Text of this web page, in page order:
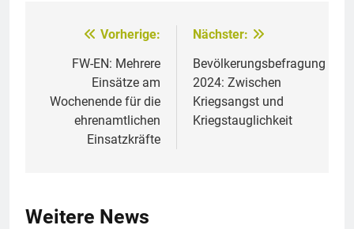
Beitragsnavigation
Vorherige:
FW-EN: Mehrere
Einsätze am
Wochenende für die
ehrenamtlichen
Einsatzkräfte
Nächster:
Bevölkerungsbefragung
2024: Zwischen
Kriegsangst und
Kriegstauglichkeit
Weitere News